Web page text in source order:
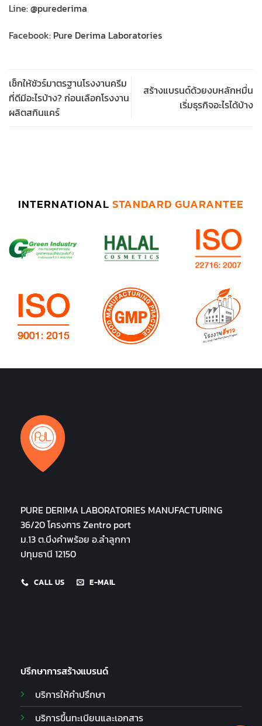
Line:@purederima
Facebook: Pure Derima Laboratories
เช็กให้ชัวร์มาตรฐานโรงงานครีม
ที่ดีมีอะไรบ้าง? ก่อนเลือกโรงงาน
ผลิตสกินแคร์
สร้างแบรนด์ด้วยงบหลักหมื่น
เริ่มธุรกิจอะไรได้บ้าง
INTERNATIONAL STANDARD GUARANTEE
PURE DERIMA LABORATORIES MANUFACTURING
36/20 โครงการ Zentro port
ม.13 ต.บึงคำพร้อย อ.ลำลูกกา
ปทุมธานี 12150
CALL US E-MAIL
ปรึกษาการสร้างแบรนด์
บริการให้คำปรึกษา
บริการขึ้นทะเบียนและเอกสาร